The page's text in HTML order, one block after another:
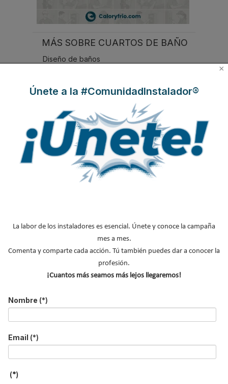
MÁS SOBRE CUARTOS DE BAÑO
Diseño de baños
Lavabos
Instaladores fontaneros
NOTICIAS DESTACADAS
Suscríbete a
nuestros boletines
Apellidos
Email *
×
Únete a la #ComunidadInstalador®
La labor de los instaladores es esencial. Únete y conoce la campaña
mes a mes.
Comenta y comparte cada acción. Tú también puedes dar a conocer la
profesión.
¡Cuantos más seamos más lejos llegaremos!
Nombre (*)
Email (*)
(*)